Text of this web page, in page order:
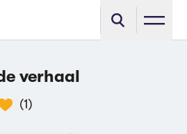
verhaal
(1)